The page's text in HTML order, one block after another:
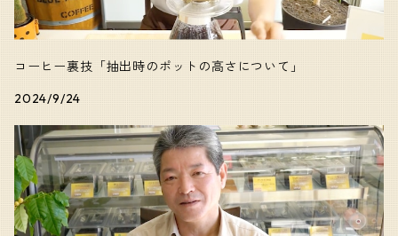
コーヒー裏技「抽出時のポットの高さについて」
2024/9/24